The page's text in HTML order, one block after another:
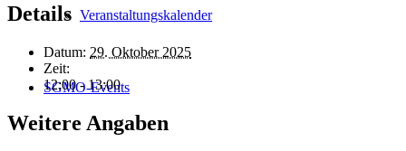
Veranstaltungskalender
SGMO-Events
Details
Datum: 29. Oktober 2025
Zeit:
12:00 - 13:00
Weitere Angaben